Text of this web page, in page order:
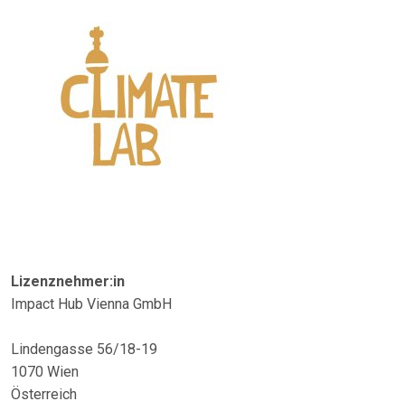
Lizenznehmer:in
Impact Hub Vienna GmbH
Lindengasse 56/18-19
1070 Wien
Österreich